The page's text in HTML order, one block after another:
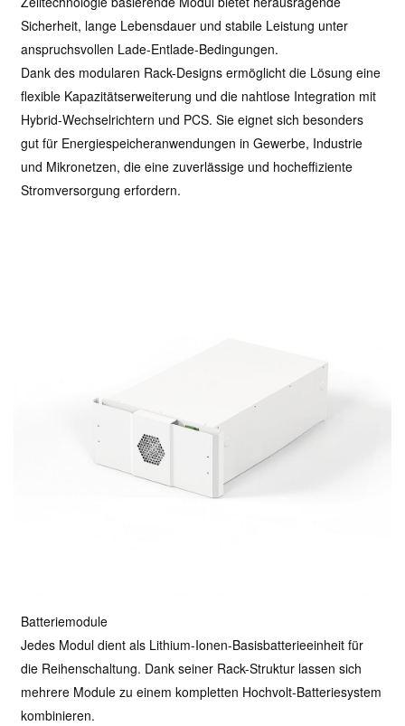
Sicherheit, lange Lebensdauer und stabile Leistung unter
anspruchsvollen Lade-Entlade-Bedingungen.
Dank des modularen Rack-Designs ermöglicht die Lösung eine
flexible Kapazitätserweiterung und die nahtlose Integration mit
Hybrid-Wechselrichtern und PCS. Sie eignet sich besonders
gut für Energiespeicheranwendungen in Gewerbe, Industrie
und Mikronetzen, die eine zuverlässige und hocheffiziente
Stromversorgung erfordern.
Batteriemodule
Jedes Modul dient als Lithium-Ionen-Basisbatterieeinheit für
die Reihenschaltung. Dank seiner Rack-Struktur lassen sich
mehrere Module zu einem kompletten Hochvolt-Batteriesystem
kombinieren.